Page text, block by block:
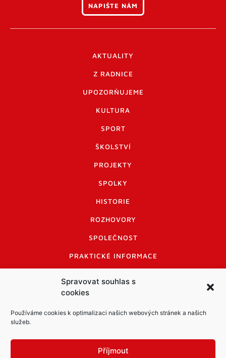
Spravovat souhlas s
cookies
Používáme cookies k optimalizaci našich webových stránek a našich
služeb.
Příjmout
NAPIŠTE NÁM
AKTUALITY
Z RADNICE
UPOZORŇUJEME
KULTURA
SPORT
ŠKOLSTVÍ
PROJEKTY
SPOLKY
HISTORIE
ROZHOVORY
SPOLEČNOST
PRAKTICKÉ INFORMACE
INFORMACE A KODEX DISKUTUJÍCÍCH
LOGO A LOGO MANUÁL